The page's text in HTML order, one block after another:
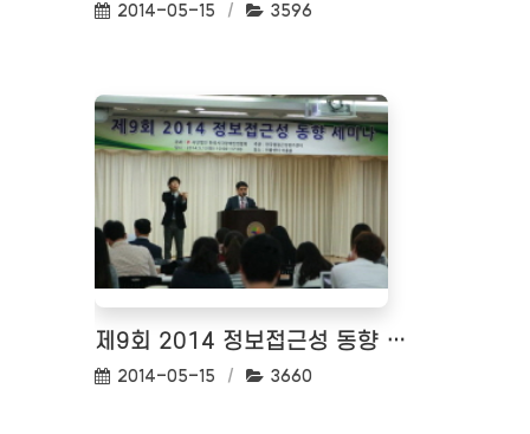
작성일:
2014-05-15 조회수:
3596
제9회 2014 정보접근성 동향 세미나
작성일:
2014-05-15 조회수:
3660